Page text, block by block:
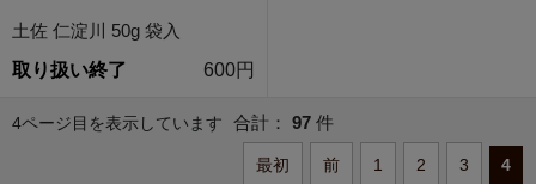
土佐 仁淀川 50g 袋入
取り扱い終了
600円
4ページ目を表示しています 合計： 97 件
最初 前 1 2 3 4